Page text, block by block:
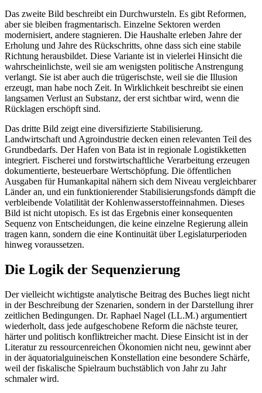
Das zweite Bild beschreibt ein Durchwursteln. Es gibt Reformen,
aber sie bleiben fragmentarisch. Einzelne Sektoren werden
modernisiert, andere stagnieren. Die Haushalte erleben Jahre der
Erholung und Jahre des Rückschritts, ohne dass sich eine stabile
Richtung herausbildet. Diese Variante ist in vielerlei Hinsicht die
wahrscheinlichste, weil sie am wenigsten politische Anstrengung
verlangt. Sie ist aber auch die trügerischste, weil sie die Illusion
erzeugt, man habe noch Zeit. In Wirklichkeit beschreibt sie einen
langsamen Verlust an Substanz, der erst sichtbar wird, wenn die
Rücklagen erschöpft sind.
Das dritte Bild zeigt eine diversifizierte Stabilisierung.
Landwirtschaft und Agroindustrie decken einen relevanten Teil des
Grundbedarfs. Der Hafen von Bata ist in regionale Logistikketten
integriert. Fischerei und forstwirtschaftliche Verarbeitung erzeugen
dokumentierte, besteuerbare Wertschöpfung. Die öffentlichen
Ausgaben für Humankapital nähern sich dem Niveau vergleichbarer
Länder an, und ein funktionierender Stabilisierungsfonds dämpft die
verbleibende Volatilität der Kohlenwasserstoffeinnahmen. Dieses
Bild ist nicht utopisch. Es ist das Ergebnis einer konsequenten
Sequenz von Entscheidungen, die keine einzelne Regierung allein
tragen kann, sondern die eine Kontinuität über Legislaturperioden
hinweg voraussetzen.
Die Logik der Sequenzierung
Der vielleicht wichtigste analytische Beitrag des Buches liegt nicht
in der Beschreibung der Szenarien, sondern in der Darstellung ihrer
zeitlichen Bedingungen. Dr. Raphael Nagel (LL.M.) argumentiert
wiederholt, dass jede aufgeschobene Reform die nächste teurer,
härter und politisch konfliktreicher macht. Diese Einsicht ist in der
Literatur zu ressourcenreichen Ökonomien nicht neu, gewinnt aber
in der äquatorialguineischen Konstellation eine besondere Schärfe,
weil der fiskalische Spielraum buchstäblich von Jahr zu Jahr
schmaler wird.